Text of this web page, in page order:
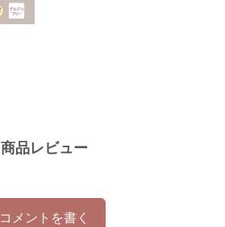
商品レビュー
コメントを書く